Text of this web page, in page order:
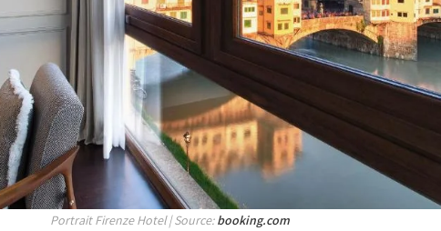
Portrait Firenze Hotel | Source:booking.com